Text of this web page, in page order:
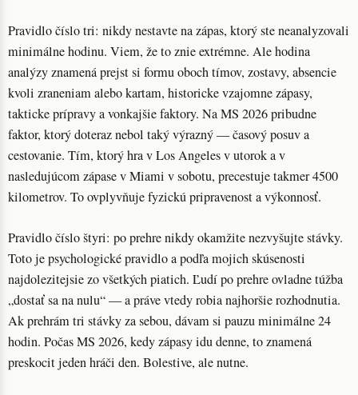
Pravidlo číslo tri: nikdy nestavte na zápas, ktorý ste neanalyzovali
minimálne hodinu. Viem, že to znie extrémne. Ale hodina
analýzy znamená prejst si formu oboch tímov, zostavy, absencie
kvoli zraneniam alebo kartam, historicke vzajomne zápasy,
takticke prípravy a vonkajšie faktory. Na MS 2026 pribudne
faktor, ktorý doteraz nebol taký výrazný — časový posuv a
cestovanie. Tím, ktorý hra v Los Angeles v utorok a v
nasledujúcom zápase v Miami v sobotu, precestuje takmer 4500
kilometrov. To ovplyvňuje fyzickú pripravenost a výkonnosť.
Pravidlo číslo štyri: po prehre nikdy okamžite nezvyšujte stávky.
Toto je psychologické pravidlo a podľa mojich skúsenosti
najdolezitejsie zo všetkých piatich. Ľudí po prehre ovladne túžba
„dostať sa na nulu“ — a práve vtedy robia najhoršie rozhodnutia.
Ak prehrám tri stávky za sebou, dávam si pauzu minimálne 24
hodin. Počas MS 2026, kedy zápasy idu denne, to znamená
preskocit jeden hráči den. Bolestive, ale nutne.